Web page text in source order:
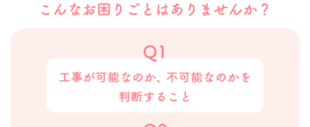
が、少しでも長い時間ご家庭において安全、安心、ポジ
ティブな生活が出来るように、高齢化社会特有の課題
（介護、空き家問題）を解決できる建築屋さんになろう